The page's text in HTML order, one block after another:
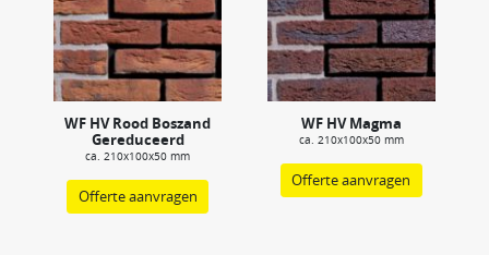
WF HV Rood Boszand
Gereduceerd
ca. 210x100x50 mm
Offerte aanvragen
WF HV Magma
ca. 210x100x50 mm
Offerte aanvragen